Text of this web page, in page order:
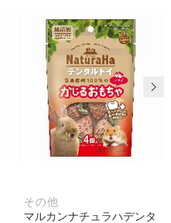
その他
マルカンナチュラハデンタ
次